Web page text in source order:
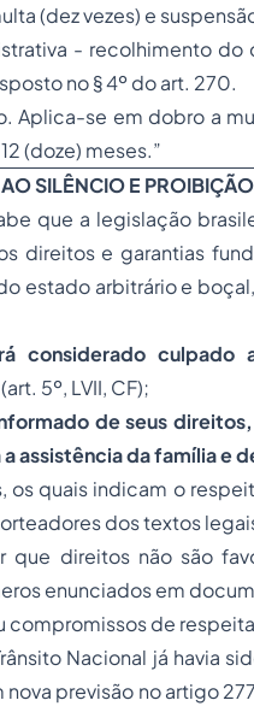
(dez vezes) e
- recolhimento
no § 4º do art. 270.
Aplica-se em dobro a
(doze) meses.”
SILÊNCIO E
que a legislação
direitos e garantias
estado arbitrário e
considerado
(art. 5º, LVII, CF);
de seus
a assistência da família e
os quais indicam o
dos textos
que direitos não são
enunciados em
compromissos de
Nacional já havia
previsão no artigo